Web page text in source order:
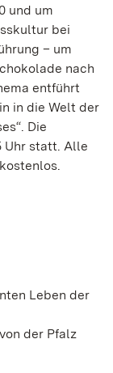
und um
bei
– um
nach
entführt
in die Welt der
Die
Uhr statt. Alle
Leben der
der Pfalz